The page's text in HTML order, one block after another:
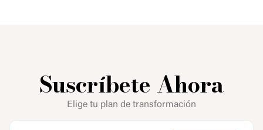
Suscríbete Ahora
Elige tu plan de transformación